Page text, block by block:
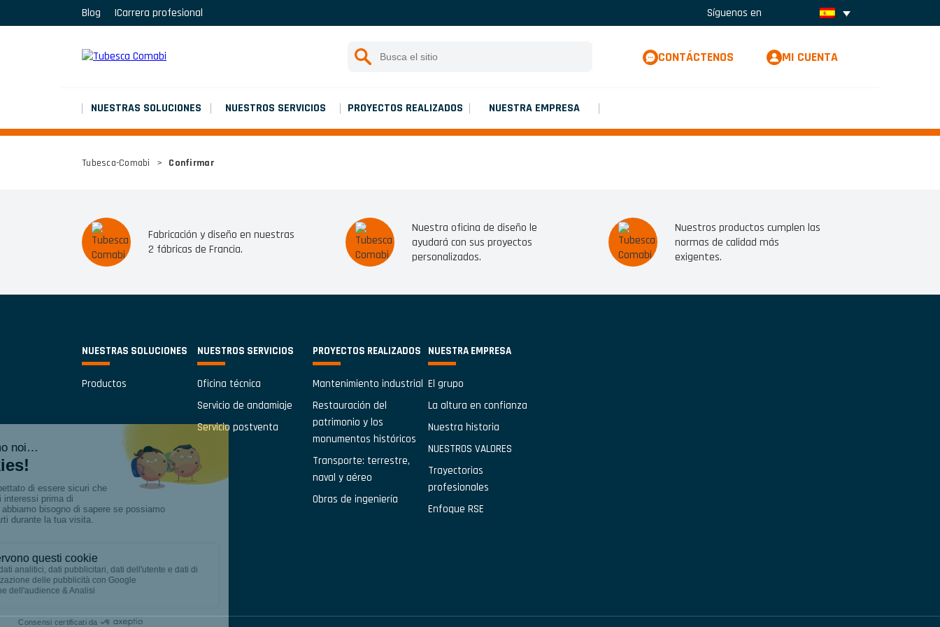
Blog Carrera profesional Síguenos en
Rechercher :
Iniciar una investigación CONTÁCTENOS MI CUENTA
MARCHEPIEDS
Platinium double chantier
Platinium double chantier
Instrucciones de montaje
TODOS LOS RESULTADOS
NUESTRAS SOLUCIONES NUESTROS SERVICIOS PROYECTOS REALIZADOS NUESTRA EMPRESA
Tubesca-Comabi > Confirmar
Fabricación y diseño en nuestras
2 fábricas de Francia.
Nuestra oficina de diseño le
ayudará con sus proyectos
personalizados.
Nuestros productos cumplen las
normas de calidad más
exigentes.
NUESTRAS SOLUCIONES
Productos
NUESTROS SERVICIOS
Oficina técnica
Servicio de andamiaje
Servicio postventa
PROYECTOS REALIZADOS
Mantenimiento industrial
Restauración del
patrimonio y los
monumentos históricos
Transporte: terrestre,
naval y aéreo
Obras de ingeniería
NUESTRA EMPRESA
El grupo
La altura en confianza
Nuestra historia
NUESTROS VALORES
Trayectorias
profesionales
Enfoque RSE